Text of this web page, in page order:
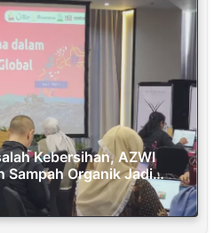
Kebersihan, AZWI
Sampah Organik Jadi